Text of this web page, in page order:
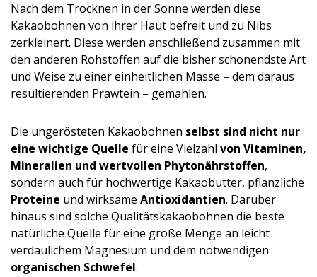
Nach dem Trocknen in der Sonne werden diese
Kakaobohnen von ihrer Haut befreit und zu Nibs
zerkleinert. Diese werden anschließend zusammen mit
den anderen Rohstoffen auf die bisher schonendste Art
und Weise zu einer einheitlichen Masse – dem daraus
resultierenden Prawtein – gemahlen.
Die ungerösteten Kakaobohnen selbst sind nicht nur
eine wichtige Quelle für eine Vielzahl von Vitaminen,
Mineralien und wertvollen Phytonährstoffen,
sondern auch für hochwertige Kakaobutter, pflanzliche
Proteine und wirksame Antioxidantien. Darüber
hinaus sind solche Qualitätskaka­obohnen die beste
natürliche Quelle für eine große Menge an leicht
verdaulichem Magnesium und dem notwendigen
organischen Schwefel.